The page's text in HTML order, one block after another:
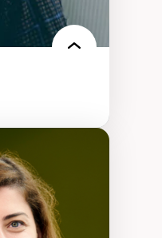
médiatiques
des auditoires
numériques à
et l’IA